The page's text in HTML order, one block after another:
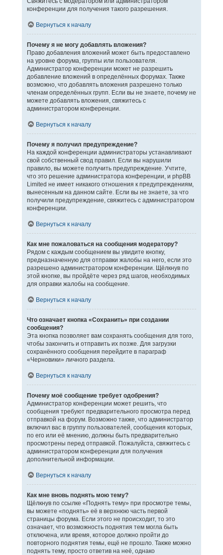
конференции для получения такого разрешения.
Вернуться к началу
Почему я не могу добавлять вложения?
Право добавления вложений может быть предоставлено
на уровне форума, группы или пользователя.
Администратор конференции может не разрешить
добавление вложений в определённых форумах. Также
возможно, что добавлять вложения разрешено только
членам определённых групп. Если вы не знаете, почему не
можете добавлять вложения, свяжитесь с
администратором конференции.
Вернуться к началу
Почему я получил предупреждение?
На каждой конференции администраторы устанавливают
свой собственный свод правил. Если вы нарушили
правило, вы можете получить предупреждение. Учтите,
что это решение администратора конференции, и phpBB
Limited не имеет никакого отношения к предупреждениям,
вынесенным на данном сайте. Если вы не знаете, за что
получили предупреждение, свяжитесь с администратором
конференции.
Вернуться к началу
Как мне пожаловаться на сообщения модератору?
Рядом с каждым сообщением вы увидите кнопку,
предназначенную для отправки жалобы на него, если это
разрешено администратором конференции. Щёлкнув по
этой кнопке, вы пройдёте через ряд шагов, необходимых
для оправки жалобы на сообщение.
Вернуться к началу
Что означает кнопка «Сохранить» при создании
сообщения?
Эта кнопка позволяет вам сохранять сообщения для того,
чтобы закончить и отправить их позже. Для загрузки
сохранённого сообщения перейдите в параграф
«Черновики» личного раздела.
Вернуться к началу
Почему моё сообщение требует одобрения?
Администратор конференции может решить, что
сообщения требуют предварительного просмотра перед
отправкой на форум. Возможно также, что администратор
включил вас в группу пользователей, сообщения которых,
по его или её мнению, должны быть предварительно
просмотрены перед отправкой. Пожалуйста, свяжитесь с
администратором конференции для получения
дополнительной информации.
Вернуться к началу
Как мне вновь поднять мою тему?
Щёлкнув по ссылке «Поднять тему» при просмотре темы,
вы можете «поднять» её в верхнюю часть первой
страницы форума. Если этого не происходит, то это
означает, что возможность поднятия тем могла быть
отключена, или время, которое должно пройти до
повторного поднятия темы, ещё не прошло. Также можно
поднять тему, просто ответив на неё, однако